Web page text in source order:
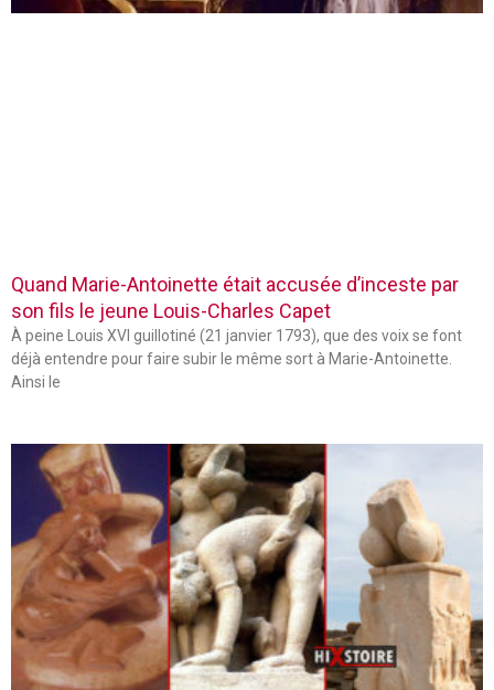
Quand Marie-Antoinette était accusée d’inceste par
son fils le jeune Louis-Charles Capet
À peine Louis XVI guillotiné (21 janvier 1793), que des voix se font
déjà entendre pour faire subir le même sort à Marie-Antoinette.
Ainsi le